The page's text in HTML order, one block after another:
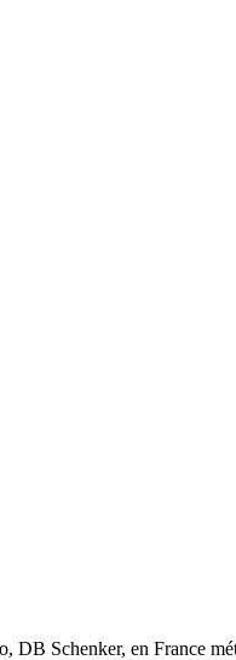
Schenker, en France